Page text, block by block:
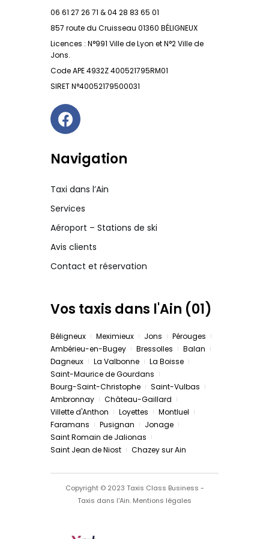
06 61 27 26 71 & 04 28 83 65 01
857 route du Cruisseau 01360 BÉLIGNEUX
Licences : N°991 Ville de Lyon et N°2 Ville de
Jons.
Code APE 4932Z 400521795RM01
SIRET N°40052179500031
Navigation
Taxi dans l’Ain
Services
Aéroport – Stations de ski
Avis clients
Contact et réservation
Vos taxis dans l'Ain (01)
Béligneux Meximieux Jons
Pérouges
Ambérieu-en-Bugey
Bressolles
Balan
Dagneux
La Valbonne
La Boisse
Saint-Maurice de Gourdans
Bourg-Saint-Christophe
Saint-Vulbas
Ambronnay
Château-Gaillard
Villette d'Anthon
Loyettes
Montluel
Faramans
Pusignan
Jonage
Saint Romain de Jalionas
Saint Jean de Niost
Chazey sur Ain
Copyright © 2023 Taxis Class Business -
Taxis dans l'Ain. Mentions légales